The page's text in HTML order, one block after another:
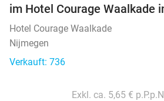
im Hotel Courage Waalkade
Hotel Courage Waalkade
Nijmegen
Verkauft: 736
Exkl. ca. 5,65 €